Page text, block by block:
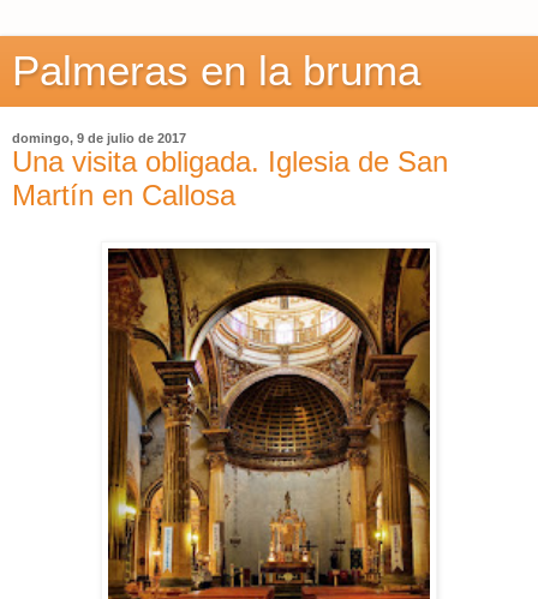
Palmeras en la bruma
domingo, 9 de julio de 2017
Una visita obligada. Iglesia de San
Martín en Callosa